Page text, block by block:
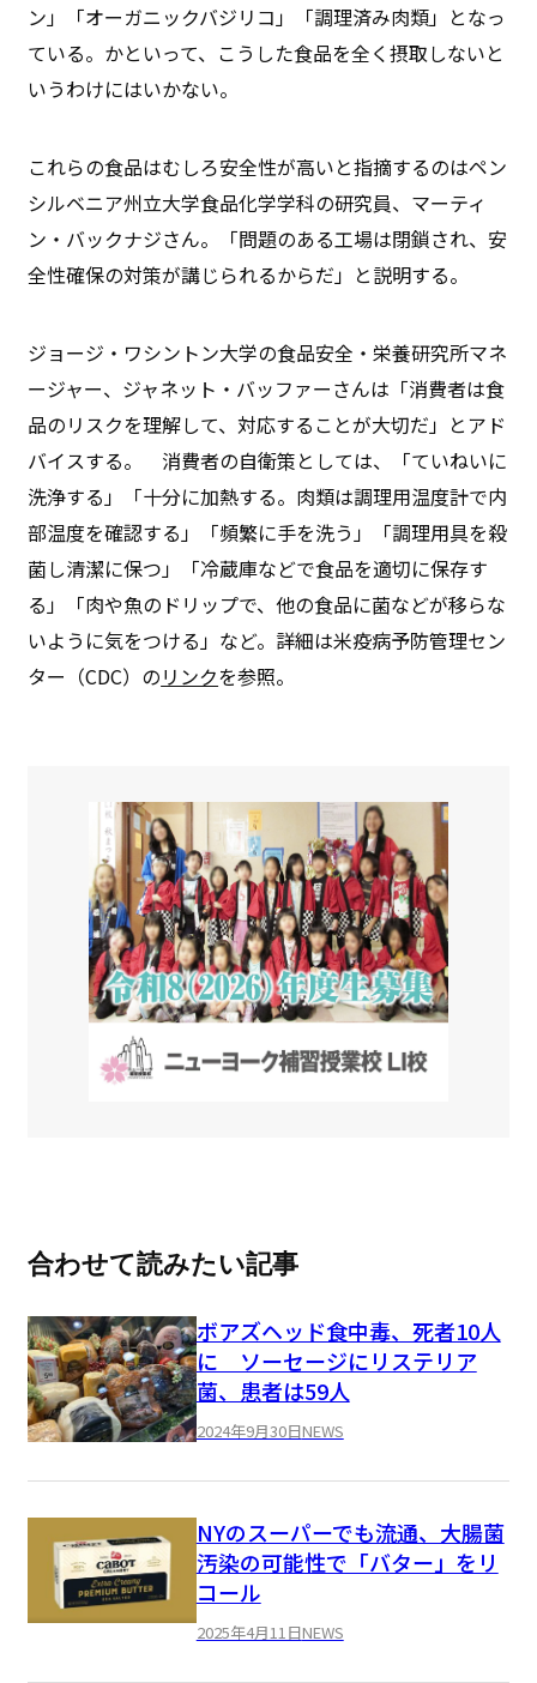
ン」「オーガニックバジリコ」「調理済み肉類」となっ
ている。かといって、こうした食品を全く摂取しないと
いうわけにはいかない。
これらの食品はむしろ安全性が高いと指摘するのはペン
シルベニア州立大学食品化学学科の研究員、マーティ
ン・バックナジさん。「問題のある工場は閉鎖され、安
全性確保の対策が講じられるからだ」と説明する。
ジョージ・ワシントン大学の食品安全・栄養研究所マネ
ージャー、ジャネット・バッファーさんは「消費者は食
品のリスクを理解して、対応することが大切だ」とアド
バイスする。 消費者の自衛策としては、「ていねいに
洗浄する」「十分に加熱する。肉類は調理用温度計で内
部温度を確認する」「頻繁に手を洗う」「調理用具を殺
菌し清潔に保つ」「冷蔵庫などで食品を適切に保存す
る」「肉や魚のドリップで、他の食品に菌などが移らな
いように気をつける」など。詳細は米疫病予防管理セン
ター（CDC）のリンクを参照。
合わせて読みたい記事
ボアズヘッド食中毒、死者10人
に ソーセージにリステリア
菌、患者は59人
2024年9月30日NEWS
NYのスーパーでも流通、大腸菌
汚染の可能性で「バター」をリ
コール
2025年4月11日NEWS